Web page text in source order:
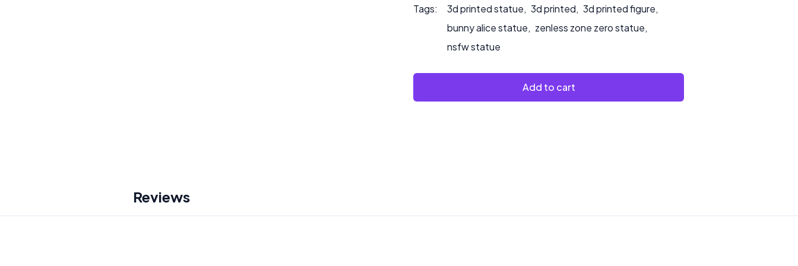
Tags: 3d printed statue, 3d printed, 3d printed figure,
bunny alice statue, zenless zone zero statue,
nsfw statue
Add to cart
Reviews